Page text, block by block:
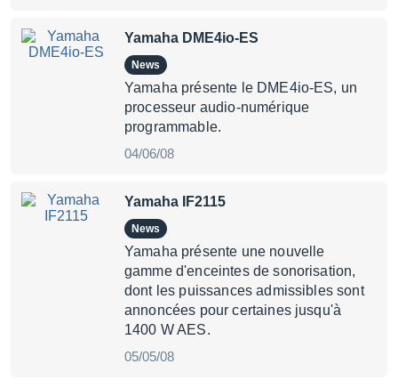
Yamaha DME4io-ES
News
Yamaha présente le DME4io-ES, un
processeur audio-numérique
programmable.
04/06/08
Yamaha IF2115
News
Yamaha présente une nouvelle
gamme d'enceintes de sonorisation,
dont les puissances admissibles sont
annoncées pour certaines jusqu'à
1400 W AES.
05/05/08